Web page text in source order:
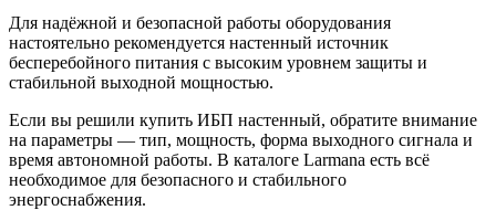
Для надёжной и безопасной работы оборудования
настоятельно рекомендуется настенный источник
бесперебойного питания с высоким уровнем защиты и
стабильной выходной мощностью.
Если вы решили купить ИБП настенный, обратите внимание
на параметры — тип, мощность, форма выходного сигнала и
время автономной работы. В каталоге Larmana есть всё
необходимое для безопасного и стабильного
энергоснабжения.